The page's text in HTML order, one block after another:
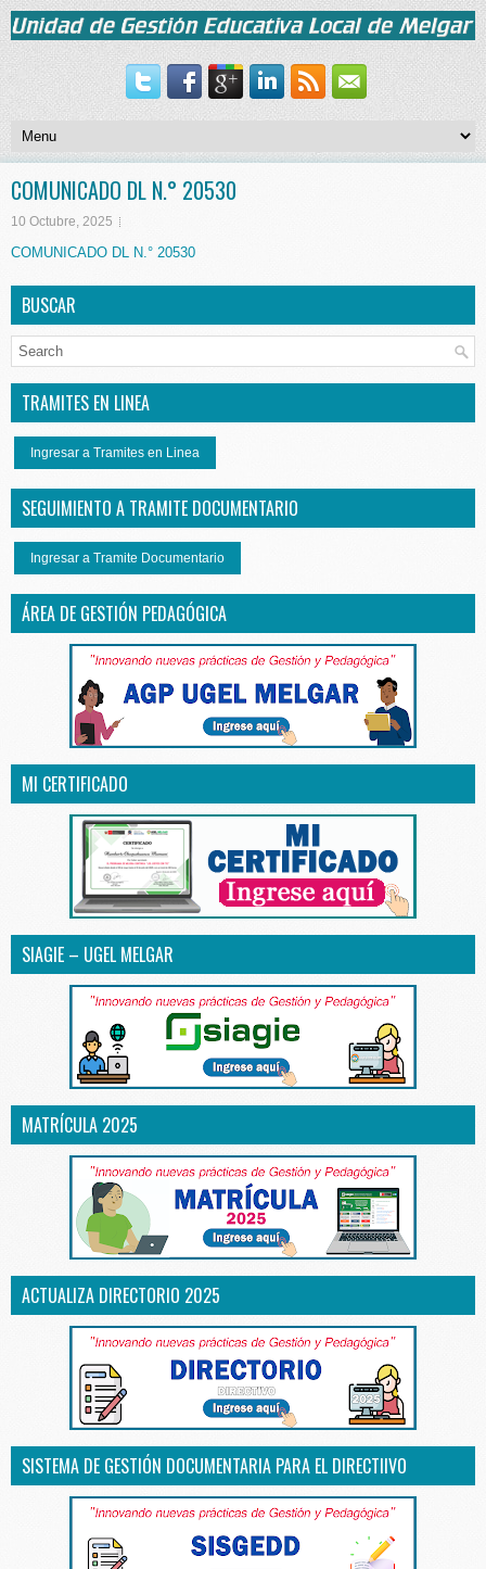
COMUNICADO DL N.° 20530
10 Octubre, 2025
COMUNICADO DL N.° 20530
BUSCAR
TRAMITES EN LINEA
Ingresar a Tramites en Linea
SEGUIMIENTO A TRAMITE DOCUMENTARIO
Ingresar a Tramite Documentario
ÁREA DE GESTIÓN PEDAGÓGICA
MI CERTIFICADO
SIAGIE – UGEL MELGAR
MATRÍCULA 2025
ACTUALIZA DIRECTORIO 2025
SISTEMA DE GESTIÓN DOCUMENTARIA PARA EL DIRECTIIVO